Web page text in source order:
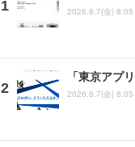
2026.8.7(金) 8:05
「東京アプ
2026.8.7(金) 8:05